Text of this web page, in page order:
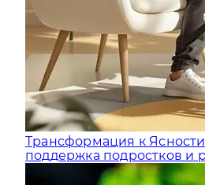
Трансформация к Ясности
поддержка подростков и